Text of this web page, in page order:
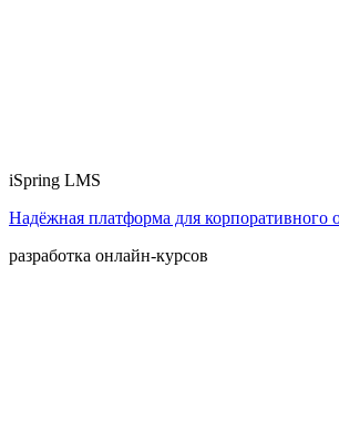
iSpring LMS
Надёжная платформа для корпоративного
разработка онлайн-курсов